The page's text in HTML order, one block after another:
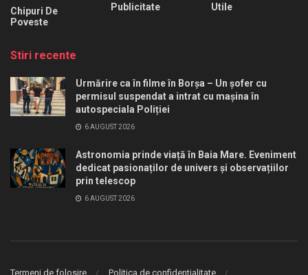
Chipuri De
Poveste
Publicitate
Utile
Stiri recente
Urmărire ca în filme în Borșa – Un șofer cu
permisul suspendat a intrat cu mașina în
autospeciala Poliției
6 AUGUST 2026
Astronomia prinde viață în Baia Mare. Eveniment
dedicat pasionaților de univers și observațiilor
prin telescop
6 AUGUST 2026
Termeni de folosire Politica de confidentialitate